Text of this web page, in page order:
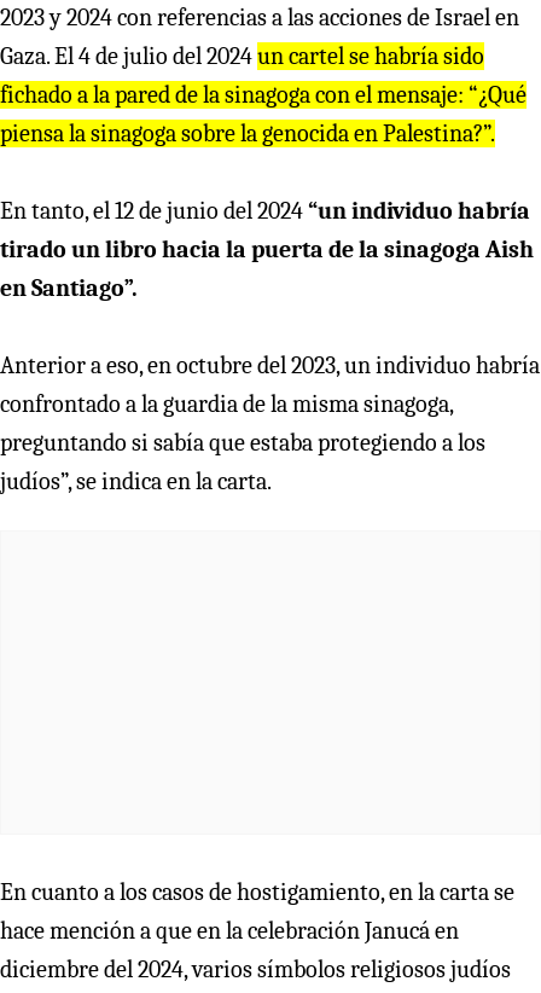
2023 y 2024 con referencias a las acciones de Israel en
Gaza. El 4 de julio del 2024un cartel se habría sido
fichado a la pared de la sinagoga con el mensaje: “¿Qué
piensa la sinagoga sobre la genocida en Palestina?”.
En tanto, el 12 de junio del 2024“un individuo habría
tirado un libro hacia la puerta de la sinagoga Aish
en Santiago”.
Anterior a eso, en octubre del 2023, un individuo habría
confrontado a la guardia de la misma sinagoga,
preguntando si sabía que estaba protegiendo a los
judíos”, se indica en la carta.
En cuanto a los casos de hostigamiento, en la carta se
hace mención a que en la celebración Janucá en
diciembre del 2024, varios símbolos religiosos judíos